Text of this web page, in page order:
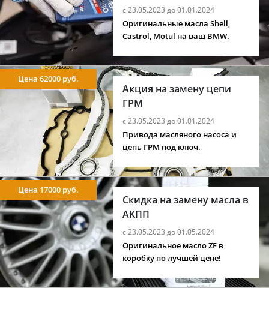
с 23.05.2023 до 01.01.2024
Оригинальные масла Shell,
Castrol, Motul на ваш BMW.
Акция на замену цепи
ГРМ
с 23.05.2023 до 01.01.2024
Цена 62000 руб.
Привода масляного насоса и
цепь ГРМ под ключ.
Скидка на замену масла в
АКПП
с 23.05.2023 до 01.05.2024
Цена 17000 руб.
Оригинальное масло ZF в
коробку по лучшей цене!